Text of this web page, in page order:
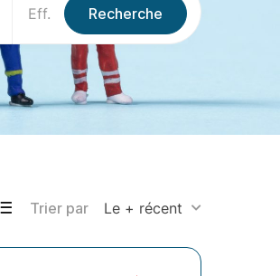
Eff. Recherche
Trier par Le + récent